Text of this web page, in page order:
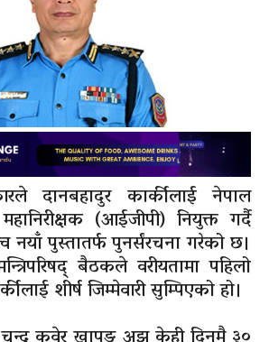
दानबहादुर कार्कीलाई नेपाल
(आईजीपी) नियुक्त गर्दै
नयाँ पुस्तातर्फ पुनर्संरचना गरेको छ।
बैठकले वरीयतामा पहिलो
शीर्ष जिम्मेवारी सुम्पिएको हो।